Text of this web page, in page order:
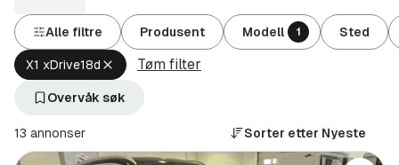
Alle filtre Produsent Modell 1 Sted
X1 xDrive18d Fjern
aktivt
filter
Tøm filter
Overvåk søk
13 annonser Sorter etter Nyeste